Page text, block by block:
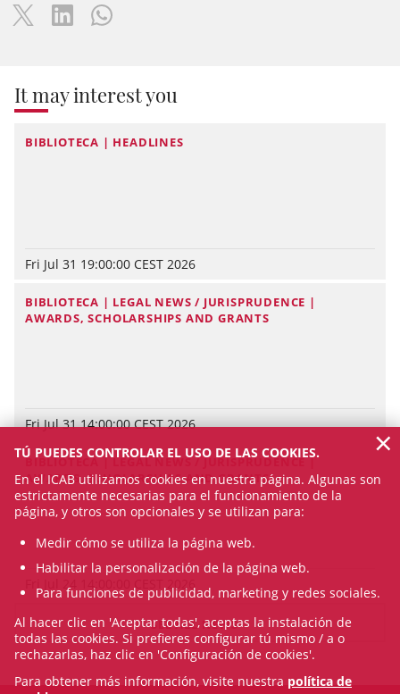
It may interest you
BIBLIOTECA | HEADLINES
Fri Jul 31 19:00:00 CEST 2026
BIBLIOTECA | LEGAL NEWS / JURISPRUDENCE |
AWARDS, SCHOLARSHIPS AND GRANTS
Fri Jul 31 14:00:00 CEST 2026
BIBLIOTECA | LEGAL NEWS / JURISPRUDENCE |
AWARDS, SCHOLARSHIPS AND GRANTS
Fri Jul 24 14:00:00 CEST 2026
SEE ALL NEWS
TÚ PUEDES CONTROLAR EL USO DE LAS COOKIES.
En el ICAB utilizamos cookies en nuestra página. Algunas son
estrictamente necesarias para el funcionamiento de la
página, y otros son opcionales y se utilizan para:
Medir cómo se utiliza la página web.
Habilitar la personalización de la página web.
Para funciones de publicidad, marketing y redes sociales.
Al hacer clic en 'Aceptar todas', aceptas la instalación de
todas las cookies. Si prefieres configurar tú mismo / a o
rechazarlas, haz clic en 'Configuración de cookies'.
Para obtener más información, visite nuestra política de
×